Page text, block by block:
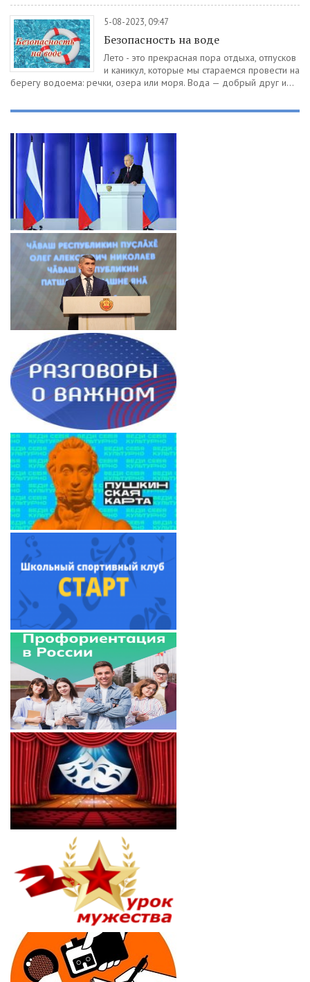
5-08-2023, 09:47
Безопасность на воде
Лето - это прекрасная пора отдыха, отпусков
и каникул, которые мы стараемся провести на
берегу водоема: речки, озера или моря. Вода — добрый друг и...